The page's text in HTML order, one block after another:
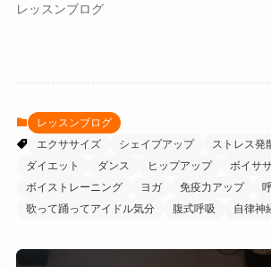
レッスンブログ
レッスンブログ
エクササイズ
シェイプアップ ストレス発
ダイエット
ダンス ヒップアップ
ボイサ
ボイストレーニング
ヨガ 免疫力アップ
歌って踊ってアイドル気分
腹式呼吸 自律神